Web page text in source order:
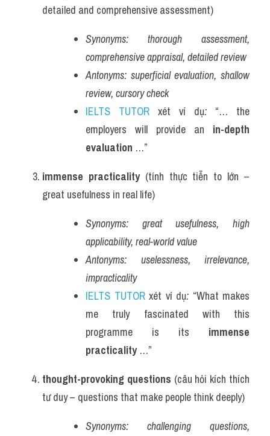
detailed and comprehensive assessment)
Synonyms:
thorough assessment,
comprehensive appraisal, detailed review
Antonyms: superficial evaluation, shallow
review, cursory check
IELTS TUTOR xét ví dụ: “… the
employers will provide an in-depth
evaluation …”
immense practicality (tính thực tiễn to lớn –
great usefulness in real life)
Synonyms:
great usefulness, high
applicability, real-world value
Antonyms:
uselessness, irrelevance,
impracticality
IELTS TUTOR xét ví dụ: “What makes
me truly fascinated with this
programme is its immense
practicality …”
thought-provoking questions (câu hỏi kích thích
tư duy – questions that make people think deeply)
Synonyms:
challenging questions,